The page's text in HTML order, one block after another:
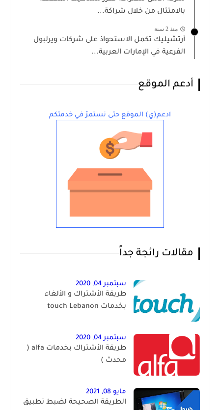
بالامتثال من خلال شراكة...
منذ 2 سنة
أرتشيليك تكمل الاستحواذ على شركات ويرلبول
الفرعية في الإمارات العربية...
أدعم الموقع
ادعم(ي) الموقع حتى نستمرّ في خدمتكم
مقالات رائجة جداً
سبتمبر 04, 2020
طريقة الأشتراك و الألغاء
بخدمات touch Lebanon
سبتمبر 04, 2020
طريقة الأشتراك بخدمات alfa (
محدث )
مايو 08, 2021
الطريقة الصحيحة لضبط تطبيق